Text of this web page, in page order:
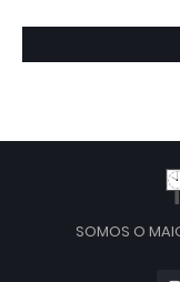
SOMOS O